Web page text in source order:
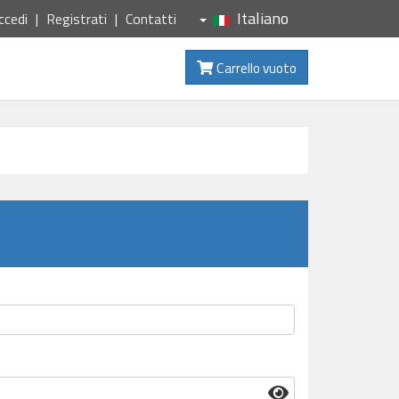
Registrati Contatti Italiano
Carrello vuoto